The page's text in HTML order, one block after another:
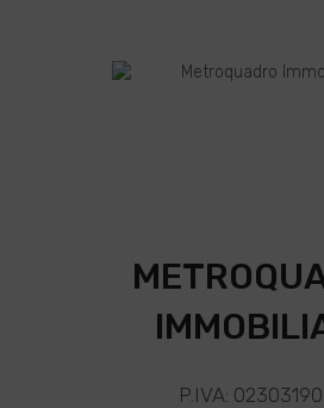
P.IVA: